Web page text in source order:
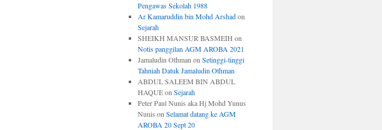
Pengawas Sekolah 1988
Ar Kamaruddin bin Mohd Arshadon
Sejarah
SHEIKH MANSUR BASMEIH on
Notis panggilan AGM AROBA 2021
Jamaludin Othman on Setinggi-tinggi
Tahniah Datuk Jamaludin Othman
ABDUL SALEEM BIN ABDUL
HAQUEon Sejarah
Peter Paul Nunis aka Hj Mohd Yunus
Nunis on Selamat datang ke AGM
AROBA 20 Sept 20